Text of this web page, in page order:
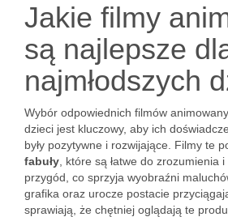
Jakie filmy
są najlepsze
najmłodszych
Wybór odpowiednich filmów
dzieci jest kluczowy, aby ich
były pozytywne i rozwijające. Filmy te
fabuły , które są łatwe do zrozumienia
przygód, co sprzyja wyobraźni
grafika oraz urocze postacie
sprawiają, że chętniej oglądają te